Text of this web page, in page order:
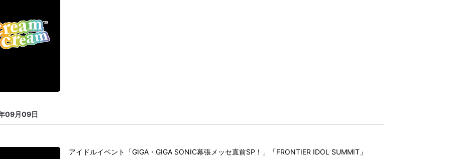
09月09日
アイドルイベント「GIGA・GIGA SONIC幕張メッセ直前SP！」「FRONTIER IDOL SUMMIT」